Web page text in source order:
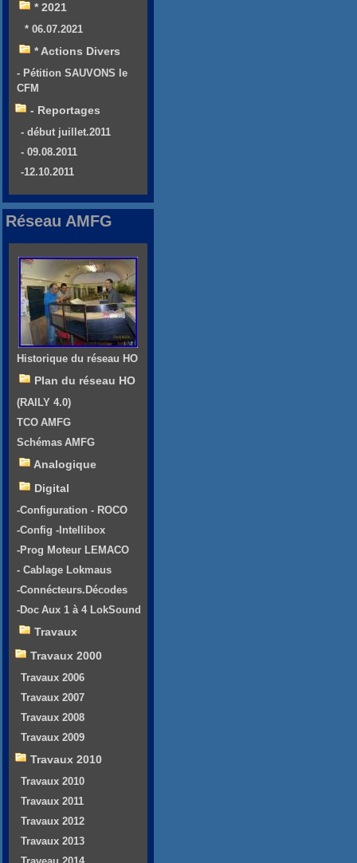
* 2021
* 06.07.2021
* Actions Divers
- Pétition SAUVONS le
CFM
- Reportages
- début juillet.2011
- 09.08.2011
-12.10.2011
Réseau AMFG
Historique du réseau HO
Plan du réseau HO
(RAILY 4.0)
TCO AMFG
Schémas AMFG
Analogique
Digital
-Configuration - ROCO
-Config -Intellibox
-Prog Moteur LEMACO
- Cablage Lokmaus
-Connécteurs.Décodes
-Doc Aux 1 à 4 LokSound
Travaux
Travaux 2000
Travaux 2006
Travaux 2007
Travaux 2008
Travaux 2009
Travaux 2010
Travaux 2010
Travaux 2011
Travaux 2012
Travaux 2013